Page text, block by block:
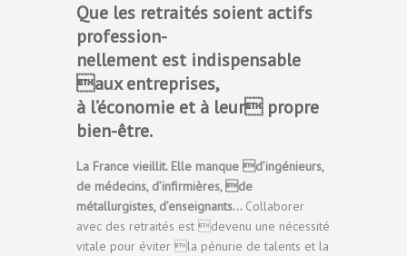
Que les retraités soient actifs
profession-
nellement est indispensable
aux entreprises,
à l’économie et à leur propre
bien-être.
La France vieillit. Elle manque d’ingénieurs,
de médecins, d’infirmières, de
métallurgistes, d’enseignants… Collaborer
avec des retraités est devenu une nécessité
vitale pour éviter la pénurie de talents et la